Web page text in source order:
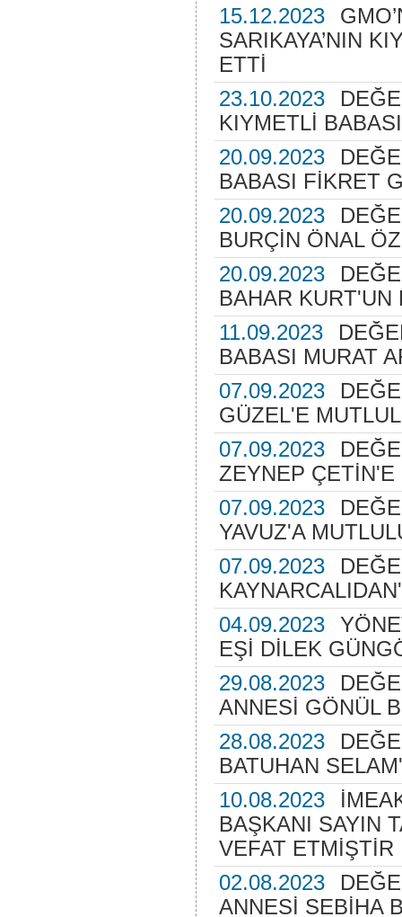
15.12.2023
SARIKAYA’NIN
ETTİ
23.10.2023
KIYMETLİ
20.09.2023
BABASI FİKRET
20.09.2023
BURÇİN ÖNAL
20.09.2023
BAHAR KURT'UN
11.09.2023
BABASI MURAT
07.09.2023
GÜZEL'E
07.09.2023
ZEYNEP ÇETİN'E
07.09.2023
YAVUZ'A
07.09.2023
04.09.2023
EŞİ DİLEK
29.08.2023
ANNESİ GÖNÜL
28.08.2023
BATUHAN
10.08.2023
BAŞKANI SAYIN
VEFAT ETMİŞTİR
02.08.2023
ANNESİ SEBİHA